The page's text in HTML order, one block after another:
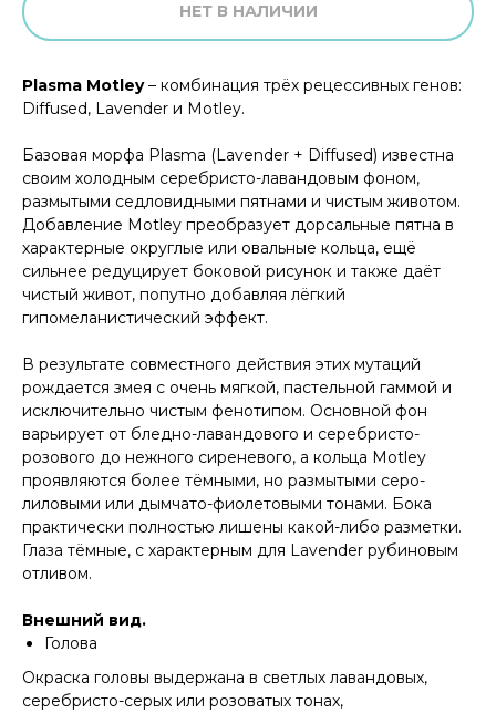
НЕТ В НАЛИЧИИ
Plasma Motley– комбинация трёх рецессивных генов:
Diffused, Lavender и Motley.
Базовая морфа Plasma (Lavender + Diffused) известна
своим холодным серебристо-лавандовым фоном,
размытыми седловидными пятнами и чистым животом.
Добавление Motley преобразует дорсальные пятна в
характерные округлые или овальные кольца, ещё
сильнее редуцирует боковой рисунок и также даёт
чистый живот, попутно добавляя лёгкий
гипомеланистический эффект.
В результате совместного действия этих мутаций
рождается змея с очень мягкой, пастельной гаммой и
исключительно чистым фенотипом. Основной фон
варьирует от бледно-лавандового и серебристо-
розового до нежного сиреневого, а кольца Motley
проявляются более тёмными, но размытыми серо-
лиловыми или дымчато-фиолетовыми тонами. Бока
практически полностью лишены какой-либо разметки.
Глаза тёмные, с характерным для Lavender рубиновым
отливом.
Внешний вид.
Голова
Окраска головы выдержана в светлых лавандовых,
серебристо-серых или розоватых тонах,